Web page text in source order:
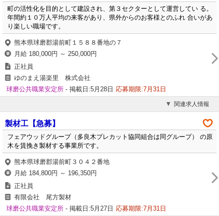
町の活性化を目的として建設され、第３セクターとして運営してい る。
年間約１０万人平均の来客があり、県外からのお客様とのふれ 合いがあ
り楽しい職場です。
熊本県球磨郡湯前町１５８８番地の７
月給 180,000円 ～ 250,000円
正社員
ゆのまえ湯楽里 株式会社
球磨公共職業安定所 - 掲載日:5月28日 応募期限:7月31日
関連求人情報
製材工【急募】
フェアウッドグループ（多良木プレカット協同組合は同グループ） の原
木を賃挽き製材する事業所です。
熊本県球磨郡湯前町３０４２番地
月給 184,800円 ～ 196,350円
正社員
有限会社 尾方製材
球磨公共職業安定所 - 掲載日:5月27日 応募期限:7月31日